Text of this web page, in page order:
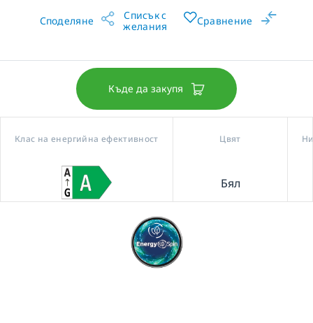
Споделяне
Списък с
желания
Сравнение
Къде да закупя
Клас на енергийна ефективност Цвят
Бял